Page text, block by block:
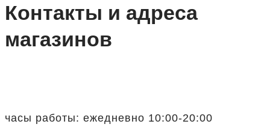
Контакты и адреса
магазинов
часы работы: ежедневно 10:00-20:00